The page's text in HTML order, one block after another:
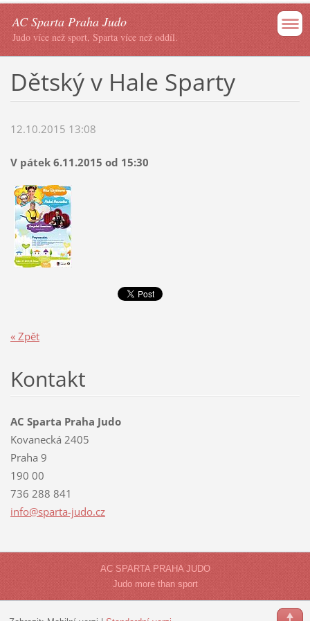
AC Sparta Praha Judo
Judo více než sport, Sparta více než oddíl.
Dětský v Hale Sparty
12.10.2015 13:08
V pátek 6.11.2015 od 15:30
« Zpět
Kontakt
AC Sparta Praha Judo
Kovanecká 2405
Praha 9
190 00
736 288 841
info@sparta-judo.cz
AC SPARTA PRAHA JUDO
Judo more than sport